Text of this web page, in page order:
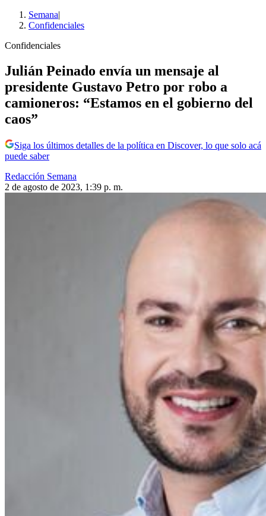
Semana|
Confidenciales
Confidenciales
Julián Peinado envía un mensaje al
presidente Gustavo Petro por robo a
camioneros: “Estamos en el gobierno del
caos”
Siga los últimos detalles de la política en Discover, lo que solo acá
puede saber
Redacción Semana
2 de agosto de 2023, 1:39 p. m.